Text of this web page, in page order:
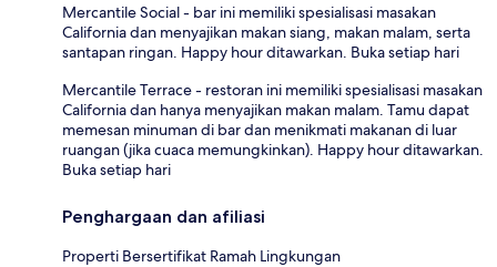
Mercantile Social - bar ini memiliki spesialisasi masakan
California dan menyajikan makan siang, makan malam, serta
santapan ringan. Happy hour ditawarkan. Buka setiap hari
Mercantile Terrace - restoran ini memiliki spesialisasi masakan
California dan hanya menyajikan makan malam. Tamu dapat
memesan minuman di bar dan menikmati makanan di luar
ruangan (jika cuaca memungkinkan). Happy hour ditawarkan.
Buka setiap hari
Penghargaan dan afiliasi
Properti Bersertifikat Ramah Lingkungan